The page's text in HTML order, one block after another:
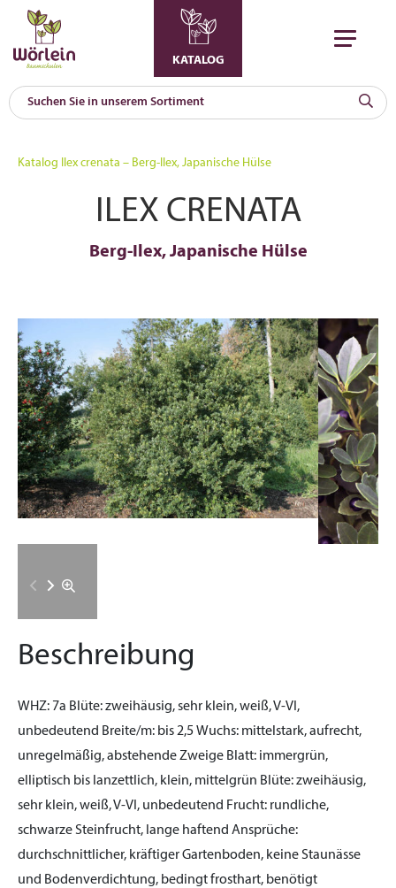
KATALOG
Katalog Ilex crenata – Berg-Ilex, Japanische Hülse
ILEX CRENATA
Berg-Ilex, Japanische Hülse
Beschreibung
WHZ: 7a Blüte:zweihäusig, sehr klein, weiß, V-VI,
unbedeutend Breite/m: bis 2,5Wuchs: mittelstark, aufrecht,
unregelmäßig, abstehende Zweige Blatt: immergrün,
elliptisch bis lanzettlich, klein, mittelgrün Blüte:zweihäusig,
sehr klein, weiß, V-VI, unbedeutend Frucht: rundliche,
schwarze Steinfrucht, lange haftend Ansprüche:
durchschnittlicher, kräftiger Gartenboden, keine Staunässe
und Bodenverdichtung, bedingt frosthart, benötigt